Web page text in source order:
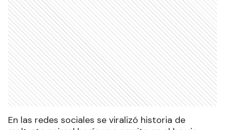
En las redes sociales se viralizó historia de